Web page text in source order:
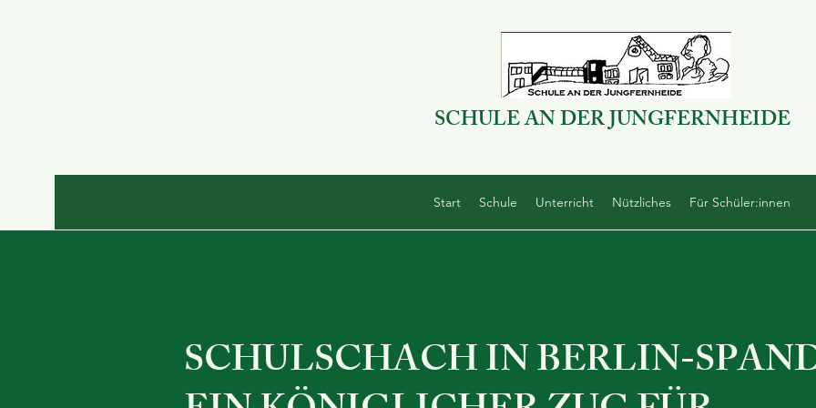
SCHULE AN DER JUNGFERNHEIDE
Start Schule Unterricht Nützliches Für Schüler:innen
SCHULSCHACH IN BERLIN-